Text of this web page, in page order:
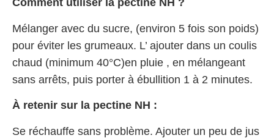
Mélanger avec du sucre, (environ 5 fois son poids)
pour éviter les grumeaux. L’ ajouter dans un coulis
chaud (minimum 40°C)en pluie , en mélangeant
sans arrêts, puis porter à ébullition 1 à 2 minutes.
À retenir sur la pectine NH :
Se réchauffe sans problème. Ajouter un peu de jus